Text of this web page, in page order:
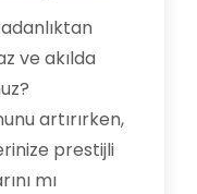
ve akılda
artırırken,
prestijli
mı